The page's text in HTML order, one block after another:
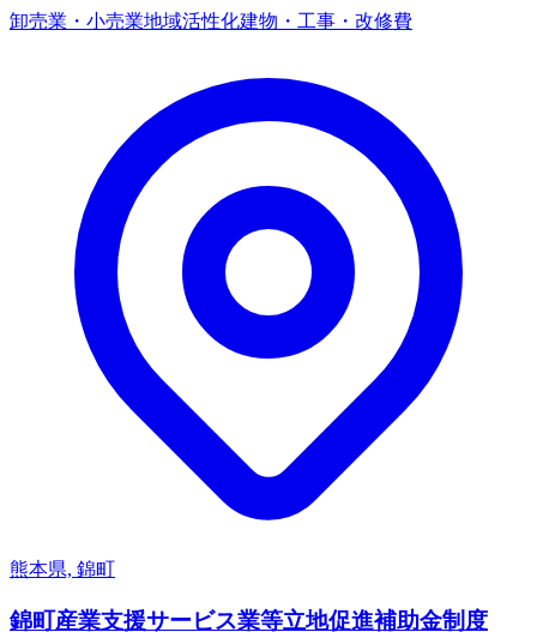
卸売業・小売業地域活性化建物・工事・改修費
熊本県, 錦町
錦町産業支援サービス業等立地促進補助金制度